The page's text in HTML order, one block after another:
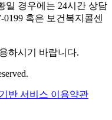
일 경우에는 24시간 상담
혹은 보건복지콜센
하시기 바랍니다.
반 서비스 이용약관